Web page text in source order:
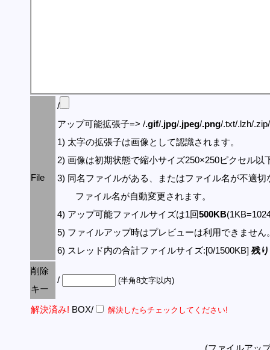
File
/
アップ可能拡張子=> /.gif/.jpg/.jpeg/.png/.txt/.lzh/
1) 太字の拡張子は画像として認識されます。
2) 画像は初期状態で縮小サイズ250×250ピクセル以
3) 同名ファイルがある、またはファイル名が不適切
ファイル名が自動変更されます。
4) アップ可能ファイルサイズは1回500KB
5) ファイルアップ時はプレビューは利用できません
6) スレッド内の合計ファイルサイズ:[0/1500KB] 残
削除
キー
/ (半角8文字以内)
解決済み! BOX/ 解決したらチェックしてください!
(ファイルアッ